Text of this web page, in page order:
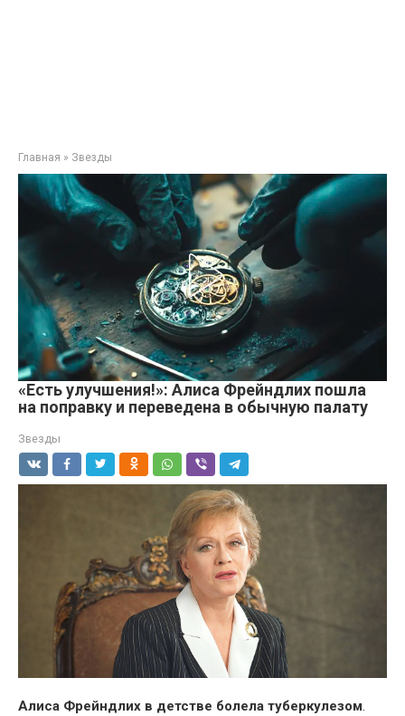
Главная » Звезды
«Есть улучшения!»: Алиса Фрейндлих пошла
на поправку и переведена в обычную палату
Звезды
Алиса Фрейндлих в детстве болела туберкулезом.